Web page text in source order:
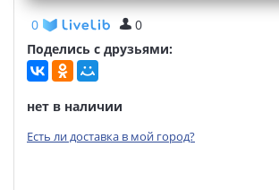
0
0
Поделись с друзьями:
нет в наличии
Есть ли доставка в мой город?